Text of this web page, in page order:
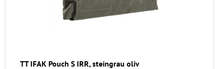
TT IFAK Pouch S IRR, steingrau oliv